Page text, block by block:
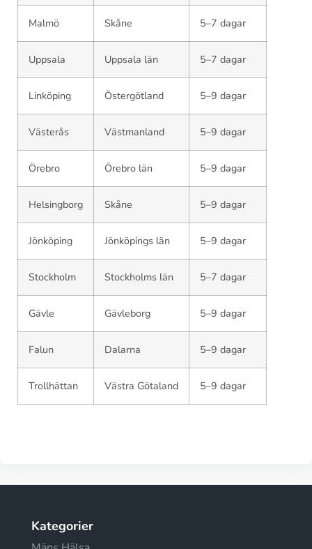
Malmö Skåne 5–7 dagar
Uppsala Uppsala län 5–7 dagar
Linköping Östergötland 5–9 dagar
Västerås Västmanland 5–9 dagar
Örebro Örebro län 5–9 dagar
Helsingborg Skåne 5–9 dagar
Jönköping Jönköpings län 5–9 dagar
Stockholm Stockholms län 5–7 dagar
Gävle Gävleborg 5–9 dagar
Falun Dalarna 5–9 dagar
Trollhättan Västra Götaland 5–9 dagar
Kategorier